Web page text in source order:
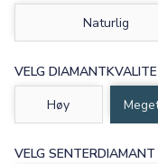
Naturlig
VELG
Høy
VELG SENTERDIAMANT